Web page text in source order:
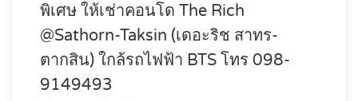
พิเศษ ให้เช่าคอนโด The Rich
@Sathorn-Taksin (เดอะริช สาทร-
ตากสิน) ใกล้รถไฟฟ้า BTS โทร 098-
9149493